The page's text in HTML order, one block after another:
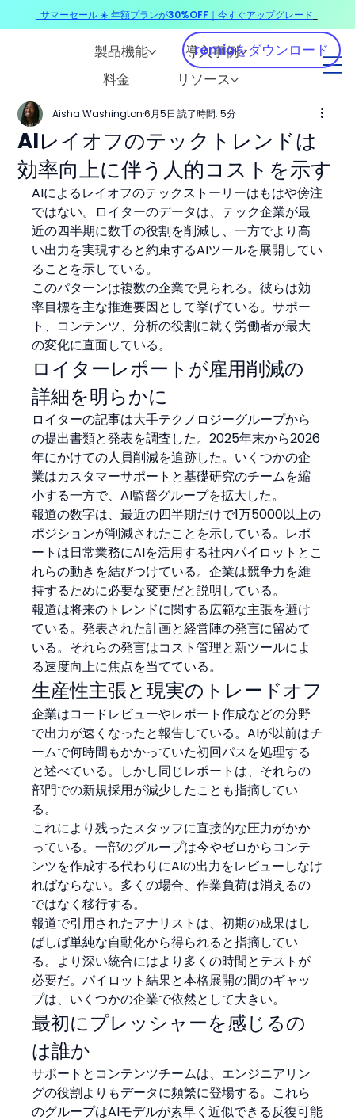
製品機能
導入事例
料金
リソース
remioをダウンロード
AIレイオフのテックトレンドは
効率向上に伴う人的コストを示す
Aisha Washington 6月5日 読了時間: 5分
AIによるレイオフのテックストーリーはもはや傍注
ではない。ロイターのデータは、テック企業が最
近の四半期に数千の役割を削減し、一方でより高
い出力を実現すると約束するAIツールを展開してい
ることを示している。
このパターンは複数の企業で見られる。彼らは効
率目標を主な推進要因として挙げている。サポー
ト、コンテンツ、分析の役割に就く労働者が最大
の変化に直面している。
ロイターレポートが雇用削減の
詳細を明らかに
ロイターの記事は大手テクノロジーグループから
の提出書類と発表を調査した。2025年末から2026
年にかけての人員削減を追跡した。いくつかの企
業はカスタマーサポートと基礎研究のチームを縮
小する一方で、AI監督グループを拡大した。
報道の数字は、最近の四半期だけで1万5000以上の
ポジションが削減されたことを示している。レポ
ートは日常業務にAIを活用する社内パイロットとこ
れらの動きを結びつけている。企業は競争力を維
持するために必要な変更だと説明している。
報道は将来のトレンドに関する広範な主張を避け
ている。発表された計画と経営陣の発言に留めて
いる。それらの発言はコスト管理と新ツールによ
る速度向上に焦点を当てている。
生産性主張と現実のトレードオフ
企業はコードレビューやレポート作成などの分野
で出力が速くなったと報告している。AIが以前はチ
ームで何時間もかかっていた初回パスを処理する
と述べている。しかし同じレポートは、それらの
部門での新規採用が減少したことも指摘してい
る。
これにより残ったスタッフに直接的な圧力がかか
っている。一部のグループは今やゼロからコンテ
ンツを作成する代わりにAIの出力をレビューしなけ
ればならない。多くの場合、作業負荷は消えるの
ではなく移行する。
報道で引用されたアナリストは、初期の成果はし
ばしば単純な自動化から得られると指摘してい
る。より深い統合にはより多くの時間とテストが
必要だ。パイロット結果と本格展開の間のギャッ
プは、いくつかの企業で依然として大きい。
最初にプレッシャーを感じるの
は誰か
サポートとコンテンツチームは、エンジニアリン
グの役割よりもデータに頻繁に登場する。これら
のグループはAIモデルが素早く近似できる反復可能
サマーセール ☀️ 年額プランが30%OFF｜今すぐアップグレード